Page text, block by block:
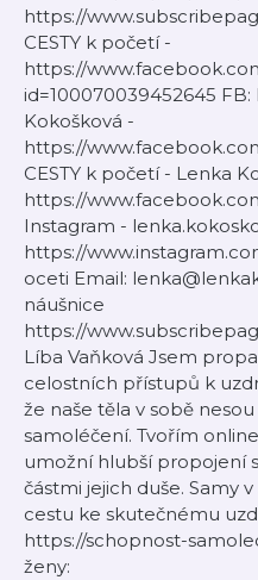
https://
CESTY k početí -
https://
id=100070039452645 FB:
Kokošková -
https://
CESTY k početí - Lenka
https://
Instagram -
https://
oceti Email:
náušnice
https://
Líba Vaňková Jsem
celostních přístupů k
že naše těla v sobě
samoléčení. Tvořím
umožní hlubší propojení
částmi jejich duše. Samy
cestu ke skutečnému
https://schopnost-
ženy: